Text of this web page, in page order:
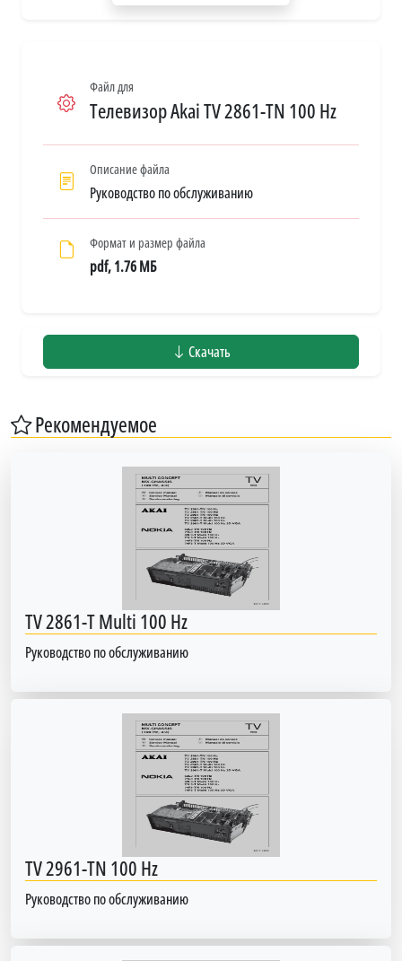
Файл для
Телевизор Akai TV 2861-TN 100 Hz
Описание файла
Руководство по обслуживанию
Формат и размер файла
pdf, 1.76 МБ
Скачать
Рекомендуемое
TV 2861-T Multi 100 Hz
Руководство по обслуживанию
TV 2961-TN 100 Hz
Руководство по обслуживанию